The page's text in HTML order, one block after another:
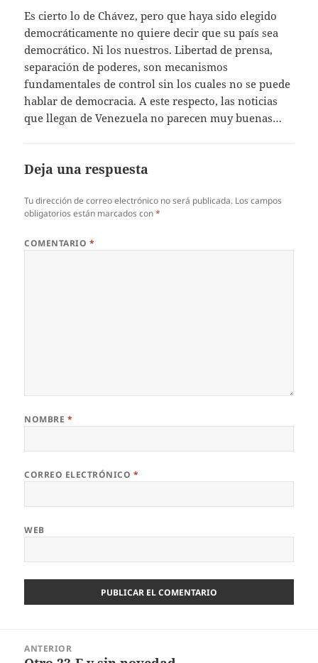
Es cierto lo de Chávez, pero que haya sido elegido
democráticamente no quiere decir que su país sea
democrático. Ni los nuestros. Libertad de prensa,
separación de poderes, son mecanismos
fundamentales de control sin los cuales no se puede
hablar de democracia. A este respecto, las noticias
que llegan de Venezuela no parecen muy buenas…
Deja una respuesta
Tu dirección de correo electrónico no será publicada. Los campos
obligatorios están marcados con*
COMENTARIO *
NOMBRE *
CORREO ELECTRÓNICO *
WEB
ANTERIOR